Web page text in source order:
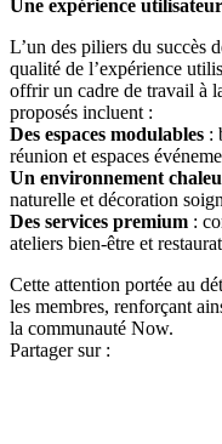
Une expérience
L’un des piliers du succès
qualité de l’expérience
offrir un cadre de travail à
proposés incluent :
Des espaces modulables :
réunion et espaces
Un environnement
naturelle et décoration
Des services premium :
ateliers bien-être et
Cette attention portée au
les membres, renforçant
la communauté Now.
Partager sur :